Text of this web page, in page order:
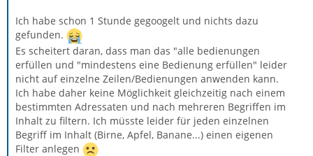
Ich habe schon 1 Stunde gegoogelt und nichts dazu
gefunden.
Es scheitert daran, dass man das "alle bedienungen
erfüllen und "mindestens eine Bedienung erfüllen" leider
nicht auf einzelne Zeilen/Bedienungen anwenden kann.
Ich habe daher keine Möglichkeit gleichzeitig nach einem
bestimmten Adressaten und nach mehreren Begriffen im
Inhalt zu filtern. Ich müsste leider für jeden einzelnen
Begriff im Inhalt (Birne, Apfel, Banane...) einen eigenen
Filter anlegen